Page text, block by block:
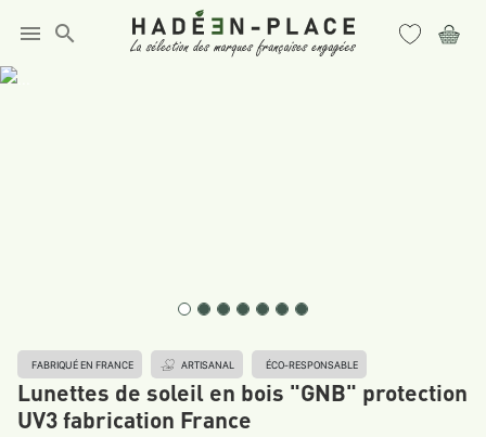
menu search
FABRIQUÉ EN FRANCE ARTISANAL ÉCO-RESPONSABLE
Lunettes de soleil en bois "GNB" protection
UV3 fabrication France